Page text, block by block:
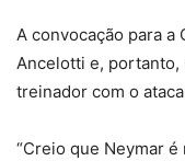
A convocação para a
Ancelotti e, portanto,
treinador com o
“Creio que Neymar